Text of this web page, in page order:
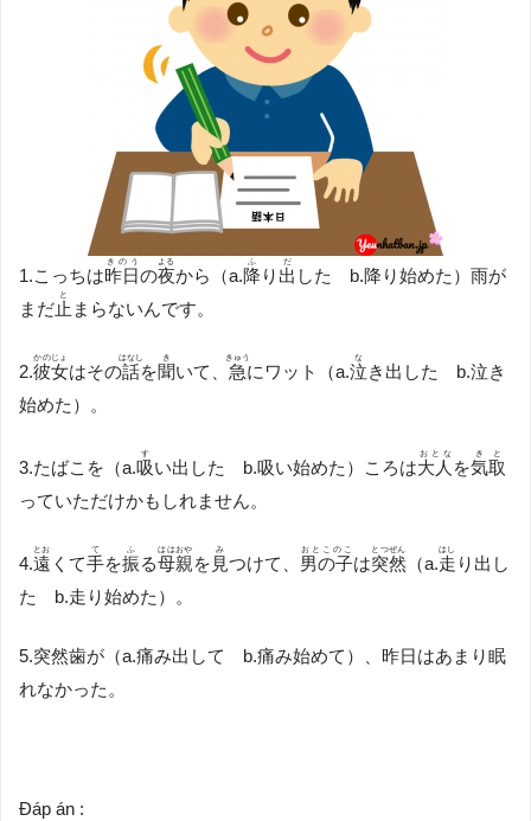
1.こっちは昨日
きのう
の夜
よる
から（a.降
ふ
り 出
だ
した b.降り始めた）雨が
まだ止
と
まらないんです。
2.彼女
かのじょ
はその話
はなし
を聞
き
いて、 急
きゅう
にワット（a.泣
な
き出した b.泣き
始めた）。
3.たばこを（a.吸
す
い出した b.吸い始めた）ころは大人
おとな
を気
き
取
と
っていただけかもしれません。
4.遠
とお
くて手
て
を振
ふ
る母親
ははおや
を 見
み
つけて、 男の子
おとこのこ
は突然
とつぜん
（a.走
はし
り出し
た b.走り始めた）。
5.突然歯が（a.痛み出して b.痛み始めて）、昨日はあまり眠
れなかった。
Đáp án :